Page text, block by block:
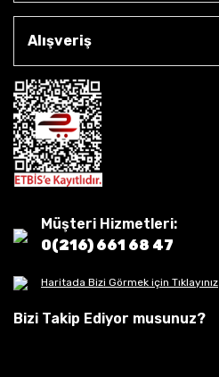
Alışveriş
Müşteri Hizmetleri:
0(216) 661 68 47
Haritada Bizi Görmek için Tıklayınız
Bizi Takip Ediyor musunuz?